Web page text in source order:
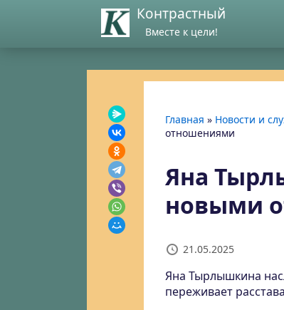
Контрастный
Вместе к цели!
Главная » Новости и
отношениями
Яна
новыми
21.05.2025
Яна Тырлышкина
переживает